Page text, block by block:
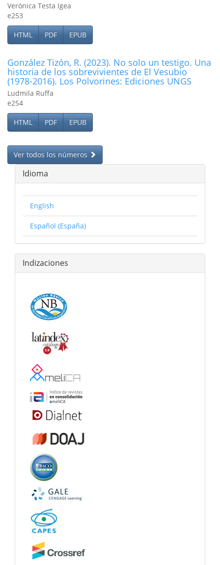
Verónica Testa Igea
e253
HTML PDF EPUB
González Tizón, R. (2023). No solo un testigo. Una
historia de los sobrevivientes de El Vesubio
(1978-2016). Los Polvorines: Ediciones UNGS
Ludmila Ruffa
e254
HTML PDF EPUB
Ver todos los números
Idioma
English
Español (España)
Indizaciones